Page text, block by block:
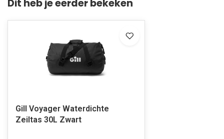
Dit heb je eerder bekeken
Gill Voyager Waterdichte
Zeiltas 30L Zwart